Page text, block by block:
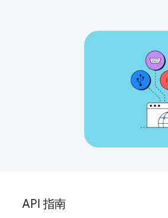
API 指南